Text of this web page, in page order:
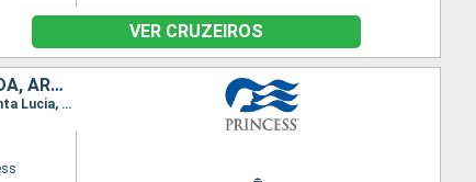
VER CRUZEIROS
BARBADOS, ESTADOS UNIDOS, GRENADA, SANTA LUCIA, ANTIGUA E BARBUDA, ARUBA
Itinerário : Fort Lauderdale, São Thomas, San Martin (Antilhas N), South Friar s (praia), Antigua, Santa Lucia, Granada, Barbados, Aruba, Bonaire, Klein Curacao, Fort Lauderdale